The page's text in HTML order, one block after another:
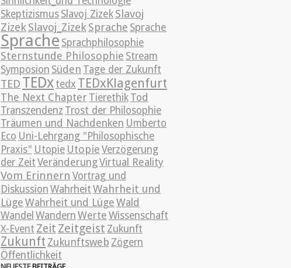
Skeptizismus Slavoj Zizek Slavoj
ZizekSlavoj_Zizek Sprache Sprache
Sprache Sprachphilosophie
Sternstunde Philosophie Stream
Symposion Süden Tage der Zukunft
TED TEDx tedx TEDxKlagenfurt
The Next Chapter Tierethik Tod
Transzendenz Trost der Philosophie
Träumen und Nachdenken Umberto
Eco Uni-Lehrgang "Philosophische
Praxis" Utopie Utopie Verzögerung
der Zeit VeränderungVirtual Reality
Vom Erinnern Vortrag und
Diskussion Wahrheit Wahrheit und
Lüge Wahrheit und Lüge Wald
Wandel Wandern Werte Wissenschaft
X-Event Zeit Zeitgeist Zukunft
Zukunft Zukunftsweb Zögern
Öffentlichkeit